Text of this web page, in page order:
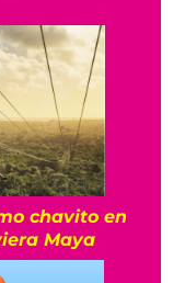
chavito en
Maya